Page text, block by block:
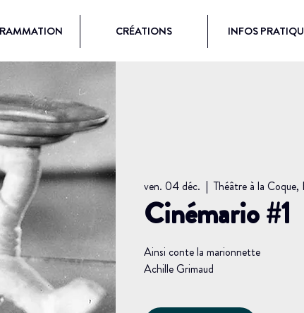
CRÉATIONS INFOS
ven. 04 déc.
  |
Théâtre à la
Cinémario #1
Ainsi conte la marionnette
Achille Grimaud